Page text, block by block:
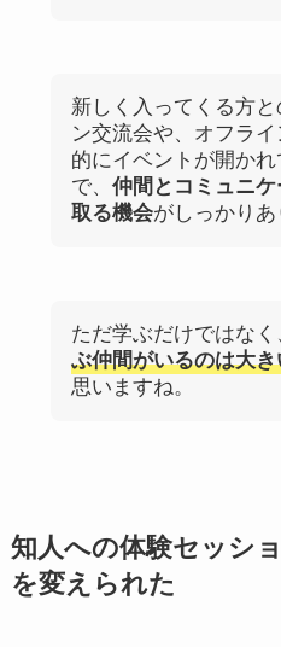
新しく入ってくる方と
ン交流会や、オフラ
的にイベントが開か
で、 仲間とコミュニ
取る機会がしっかりあ
ただ学ぶだけではなく
ぶ仲間がいるのは大き
思いますね。
知人への体験セッシ
を変えられた